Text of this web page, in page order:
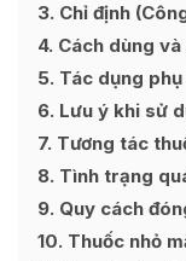
3 Chỉ định
4 Cách dùng
5 Tác dụng
6 Lưu ý khi sử
7 Tương tác
8 Tình trạng
9 Quy cách
10 Thuốc nhỏ